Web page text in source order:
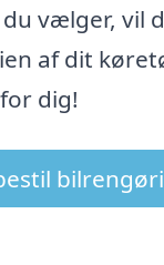
vælger, vil
af dit
dig!